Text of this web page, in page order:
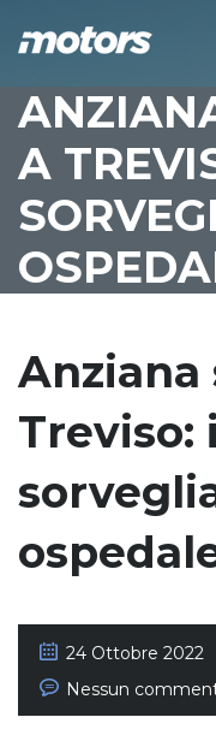
A
Anziana
Treviso:
24 Ottobre 2022
Nessun